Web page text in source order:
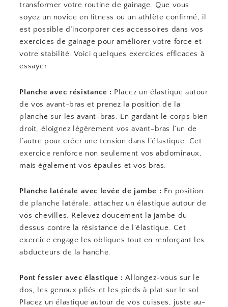
transformer votre routine de gainage. Que vous
soyez un novice en fitness ou un athlète confirmé, il
est possible d’incorporer ces accessoires dans vos
exercices de gainage pour améliorer votre force et
votre stabilité. Voici quelques exercices efficaces à
essayer :
Planche avec résistance : Placez un élastique autour
de vos avant-bras et prenez la position de la
planche sur les avant-bras. En gardant le corps bien
droit, éloignez légèrement vos avant-bras l’un de
l’autre pour créer une tension dans l’élastique. Cet
exercice renforce non seulement vos abdominaux,
mais également vos épaules et vos bras.
Planche latérale avec levée de jambe : En position
de planche latérale, attachez un élastique autour de
vos chevilles. Relevez doucement la jambe du
dessus contre la résistance de l’élastique. Cet
exercice engage les obliques tout en renforçant les
abducteurs de la hanche.
Pont fessier avec élastique : Allongez-vous sur le
dos, les genoux pliés et les pieds à plat sur le sol.
Placez un élastique autour de vos cuisses, juste au-